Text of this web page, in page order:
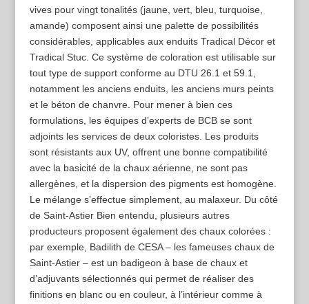
vives pour vingt tonalités (jaune, vert, bleu, turquoise,
amande) composent ainsi une palette de possibilités
considérables, applicables aux enduits Tradical Décor et
Tradical Stuc. Ce système de coloration est utilisable sur
tout type de support conforme au DTU 26.1 et 59.1,
notamment les anciens enduits, les anciens murs peints
et le béton de chanvre. Pour mener à bien ces
formulations, les équipes d’experts de BCB se sont
adjoints les services de deux coloristes. Les produits
sont résistants aux UV, offrent une bonne compatibilité
avec la basicité de la chaux aérienne, ne sont pas
allergènes, et la dispersion des pigments est homogène.
Le mélange s’effectue simplement, au malaxeur. Du côté
de Saint-Astier Bien entendu, plusieurs autres
producteurs proposent également des chaux colorées :
par exemple, Badilith de CESA – les fameuses chaux de
Saint-Astier – est un badigeon à base de chaux et
d’adjuvants sélectionnés qui permet de réaliser des
finitions en blanc ou en couleur, à l’intérieur comme à